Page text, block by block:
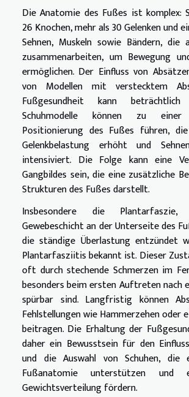
Die Anatomie des Fußes ist komplex:
26 Knochen, mehr als 30 Gelenken und
Sehnen, Muskeln sowie Bändern, die
zusammenarbeiten, um Bewegung
ermöglichen. Der Einfluss von
von Modellen mit verstecktem
Fußgesundheit kann
Schuhmodelle können zu einer
Positionierung des Fußes führen,
Gelenkbelastung erhöht und
intensiviert. Die Folge kann eine
Gangbildes sein, die eine zusätzliche
Strukturen des Fußes darstellt.
Insbesondere die
Gewebeschicht an der Unterseite des
die ständige Überlastung entzündet
Plantarfasziitis bekannt ist. Dieser
oft durch stechende Schmerzen im
besonders beim ersten Auftreten nach
spürbar sind. Langfristig können
Fehlstellungen wie Hammerzehen oder
beitragen. Die Erhaltung der
daher ein Bewusstsein für den
und die Auswahl von Schuhen, die
Fußanatomie unterstützen und
Gewichtsverteilung fördern.